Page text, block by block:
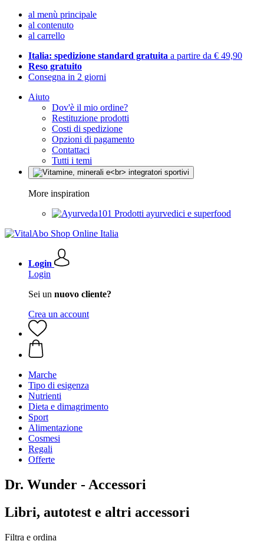
al menù principale
al contenuto
al carrello
Italia: spedizione standard gratuita a partire da € 49,90
Reso gratuito
Consegna in 2 giorni
Aiuto
Dov'è il mio ordine?
Restituzione prodotti
Costi di spedizione
Opzioni di pagamento
Contattaci
Tutti i temi
More inspiration
Prodotti ayurvedici e superfood
Login
Login
Sei un nuovo cliente?
Crea un account
Marche
Tipo di esigenza
Nutrienti
Dieta e dimagrimento
Sport
Alimentazione
Cosmesi
Regali
Offerte
Dr. Wunder - Accessori
Libri, autotest e altri accessori
Filtra e ordina